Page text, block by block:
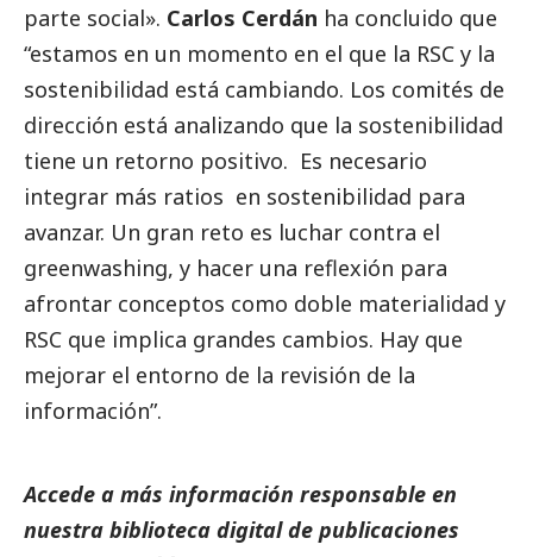
parte social». Carlos Cerdán ha concluido que
“estamos en un momento en el que la RSC y la
sostenibilidad está cambiando. Los comités de
dirección está analizando que la sostenibilidad
tiene un retorno positivo. Es necesario
integrar más ratios en sostenibilidad para
avanzar. Un gran reto es luchar contra el
greenwashing, y hacer una reflexión para
afrontar conceptos como doble materialidad y
RSC que implica grandes cambios. Hay que
mejorar el entorno de la revisión de la
información”.
Accede a más información responsable en
nuestra biblioteca digital de publicaciones